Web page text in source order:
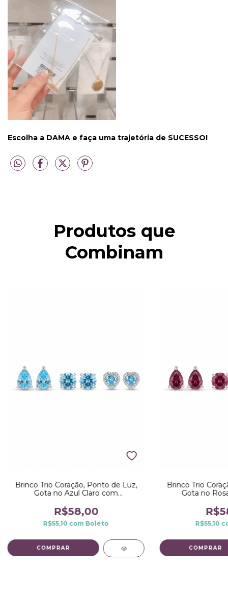
Escolha a DAMA e faça uma trajetória de SUCESSO!
Produtos que
Combinam
Brinco Trio Coração, Ponto de Luz,
Gota no Azul Claro com
R$58,00
R$55,10 com Boleto
Brinco Trio
Gota no
R$55,10